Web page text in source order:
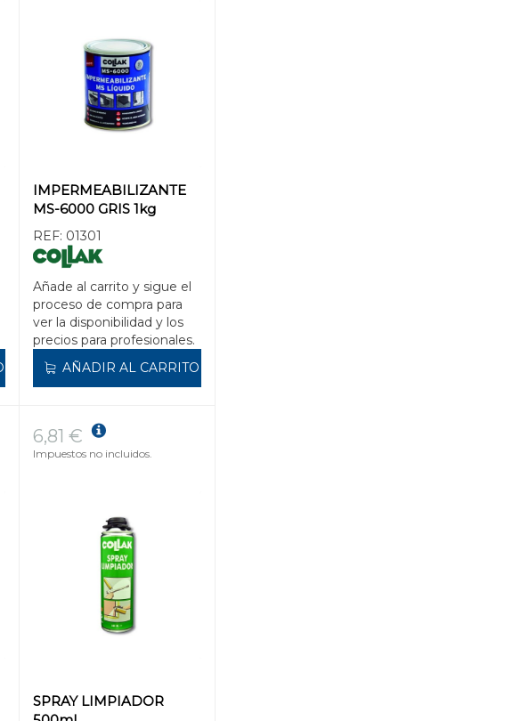
IMPERMEABILIZANTE
MS-6000 GRIS 1kg
REF: 01301
Añade al carrito y sigue el
proceso de compra para
ver la disponibilidad y los
precios para profesionales.
AÑADIR AL CARRITO
SPRAY LIMPIADOR
6,81 €
Impuestos no incluidos.